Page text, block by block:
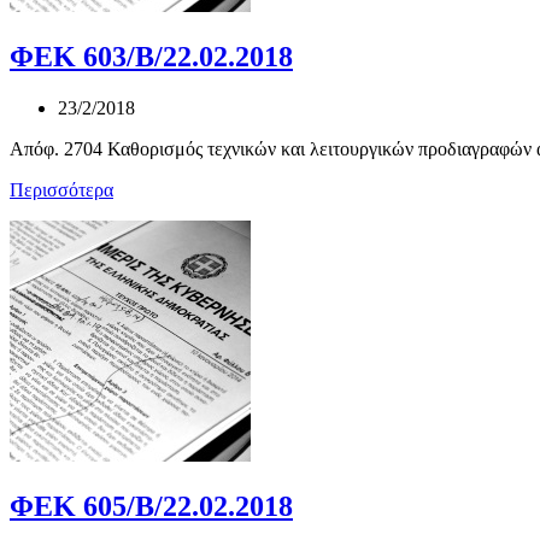
ΦΕΚ 603/Β/22.02.2018
23/2/2018
Απόφ. 2704 Καθορισμός τεχνικών και λειτουργικών προδιαγραφών
Περισσότερα
ΦΕΚ 605/Β/22.02.2018